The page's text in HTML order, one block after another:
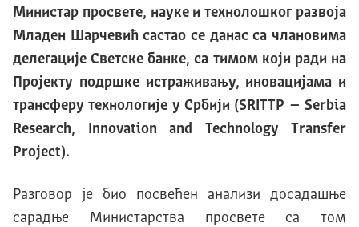
Министар просвете, науке и технолошког развоја
Младен Шарчевић састао се данас са члановима
делегације Светске банке, са тимом који ради на
Пројекту подршке истраживању, иновацијама и
трансферу технологије у Србији (SRITTP – Serbia
Research, Innovation and Technology Transfer
Project).
Разговор је био посвећен анализи досадашње
сарадње Министарства просвете са том